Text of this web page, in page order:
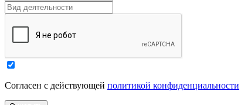
Согласен с действующей политикой конфиденциальности